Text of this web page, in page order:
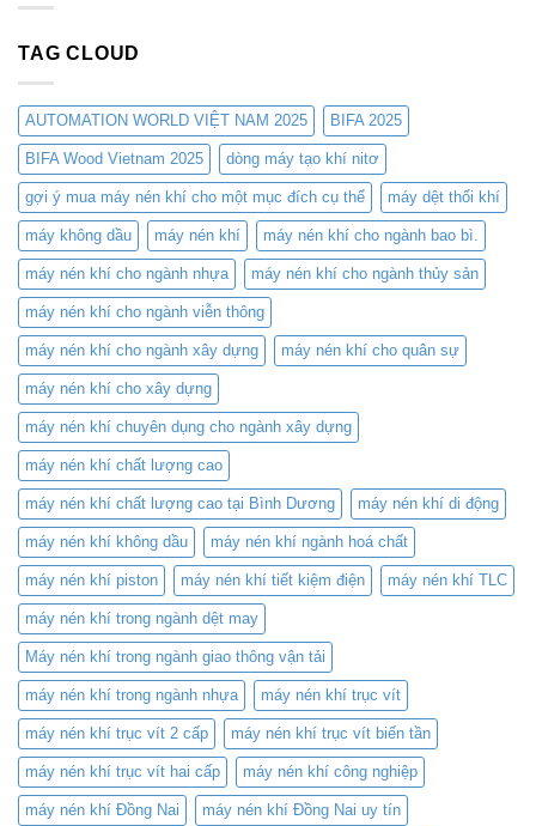
Cho
Cắt
Laser
–
Tiết
Kiệm
Chi
Phí
Nâng
Cao
Hiệu
Suất
–
Nơi
hội
tụ
công
nghệ
nén
khí
đỉnh
cao
TAG CLOUD
AUTOMATION WORLD VIỆT NAM 2025 BIFA 2025
BIFA Wood Vietnam 2025 dòng máy tạo khí nitơ
gợi ý mua máy nén khí cho một mục đích cụ thể máy dệt thổi khí
máy không dầu máy nén khí máy nén khí cho ngành bao bì.
máy nén khí cho ngành nhựa máy nén khí cho ngành thủy sản
máy nén khí cho ngành viễn thông
máy nén khí cho ngành xây dựng máy nén khí cho quân sự
máy nén khí cho xây dựng
máy nén khí chuyên dụng cho ngành xây dựng
máy nén khí chất lượng cao
máy nén khí chất lượng cao tại Bình Dương máy nén khí di động
máy nén khí không dầu máy nén khí ngành hoá chất
máy nén khí piston máy nén khí tiết kiệm điện máy nén khí TLC
máy nén khí trong ngành dệt may
Máy nén khí trong ngành giao thông vận tải
máy nén khí trong ngành nhựa máy nén khí trục vít
máy nén khí trục vít 2 cấp máy nén khí trục vít biến tần
máy nén khí trục vít hai cấp máy nén khí công nghiệp
máy nén khí Đồng Nai máy nén khí Đồng Nai uy tín